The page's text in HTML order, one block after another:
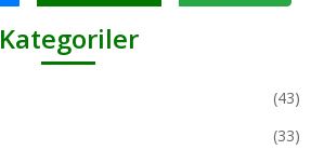
Kategoriler
(43)
(33)